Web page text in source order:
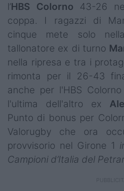
Super Rugby
Rugby in TV
Mercato
Serie A Elite
Campionati
Serie A
Serie B
Serie C
l’HBS Colorno 43-26
coppa. I ragazzi di
cinque mete solo
tallonatore ex di turno
nella ripresa e tra i
rimonta per il 26-43
anche per l'HBS
l'ultima dell'altro ex
Punto di bonus per
Valorugby che ora
provvisorio nel Girone 1
Campioni d’Italia del